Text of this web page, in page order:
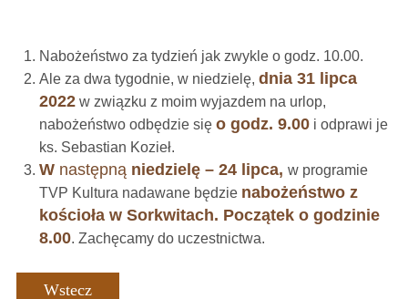
Nabożeństwo za tydzień jak zwykle o godz. 10.00.
Ale za dwa tygodnie, w niedzielę, dnia 31 lipca
2022w związku z moim wyjazdem na urlop,
nabożeństwo odbędzie się o godz. 9.00i odprawi je
ks. Sebastian Kozieł.
W następnąniedzielę – 24 lipca, w programie
TVP Kultura nadawane będzie nabożeństwo z
kościoła w Sorkwitach. Początek o godzinie
8.00. Zachęcamy do uczestnictwa.
Wstecz